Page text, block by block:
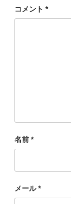
コメント *
名前 *
メール*